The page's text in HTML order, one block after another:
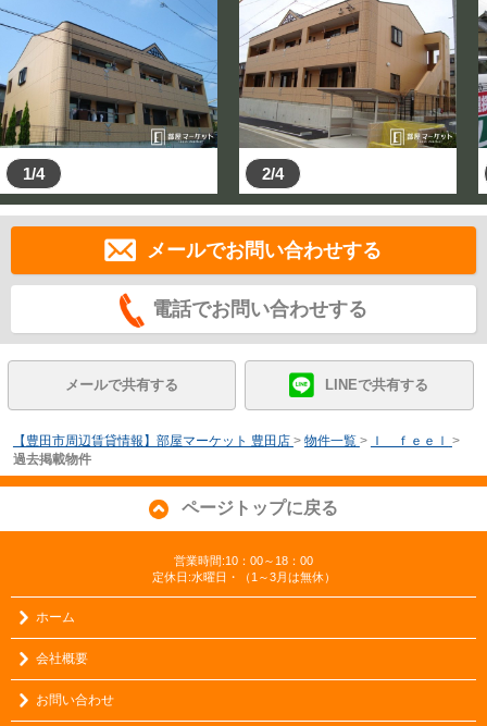
1/4 2/4
メールでお問い合わせする
電話でお問い合わせする
メールで共有する LINEで共有する
【豊田市周辺賃貸情報】部屋マーケット 豊田店 > 物件一覧 > Ｉ ｆｅｅｌ >
過去掲載物件
ページトップに戻る
営業時間:10：00～18：00
定休日:水曜日・（1～3月は無休）
ホーム
会社概要
お問い合わせ